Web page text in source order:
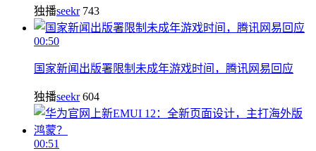
独播seekr 743
00:50
国家新闻出版署限制未成年游戏时间，腾讯网易回应
独播seekr 604
00:51